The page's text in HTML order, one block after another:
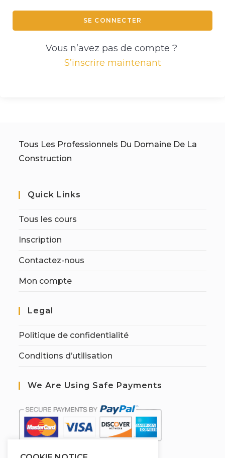
SE CONNECTER
Vous n’avez pas de compte ?
S’inscrire maintenant
Tous Les Professionnels Du Domaine De La
Construction
Quick Links
Tous les cours
Inscription
Contactez-nous
Mon compte
Legal
Politique de confidentialité
Conditions d’utilisation
We Are Using Safe Payments